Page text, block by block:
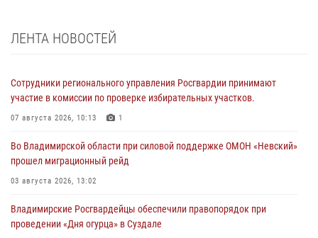
ЛЕНТА НОВОСТЕЙ
Сотрудники регионального управления Росгвардии принимают
участие в комиссии по проверке избирательных участков.
07 августа 2026, 10:13 1
Во Владимирской области при силовой поддержке ОМОН «Невский»
прошел миграционный рейд
03 августа 2026, 13:02
Владимирские Росгвардейцы обеспечили правопорядок при
проведении «Дня огурца» в Суздале